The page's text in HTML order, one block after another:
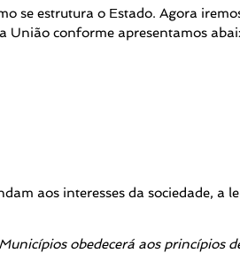
se estrutura o Estado. Agora
União conforme apresentamos
aos interesses da sociedade, a
obedecerá aos princípios